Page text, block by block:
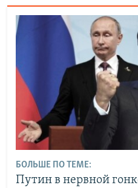
БОЛЬШЕ ПО ТЕМЕ:
Путин в нервной